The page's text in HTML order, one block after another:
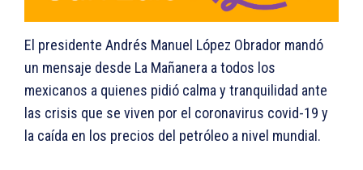
El presidente Andrés Manuel López Obrador mandó
un mensaje desde La Mañanera a todos los
mexicanos a quienes pidió calma y tranquilidad ante
las crisis que se viven por el coronavirus covid-19 y
la caída en los precios del petróleo a nivel mundial.